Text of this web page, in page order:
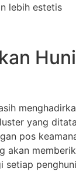
lebih estetis
yang
pos
akan
setiap